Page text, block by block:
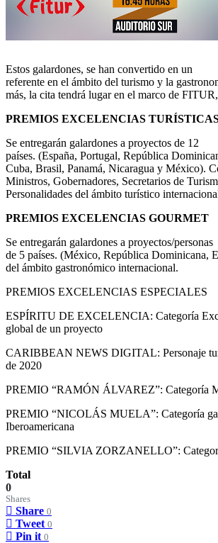
Estos galardones, se han convertido en un
referente en el ámbito del turismo y la
más, la cita tendrá lugar en el marco de
PREMIOS EXCELENCIAS
Se entregarán galardones a proyectos de 12
países. (España, Portugal, República
Cuba, Brasil, Panamá, Nicaragua y México).
Ministros, Gobernadores, Secretarios de
Personalidades del ámbito turístico
PREMIOS EXCELENCIAS GOURMET
Se entregarán galardones a proyectos/personas
de 5 países. (México, República Dominicana,
del ámbito gastronómico internacional.
PREMIOS EXCELENCIAS ESPECIALES
ESPÍRITU DE EXCELENCIA: Categoría
global de un proyecto
CARIBBEAN NEWS DIGITAL: Personaje
de 2020
PREMIO “RAMÓN ÁLVAREZ”: Categoría
PREMIO “NICOLÁS MUELA”: Categoría
Iberoamericana
PREMIO “SILVIA ZORZANELLO”:
Total
0
Shares
Share 0
Tweet 0
Pin it 0